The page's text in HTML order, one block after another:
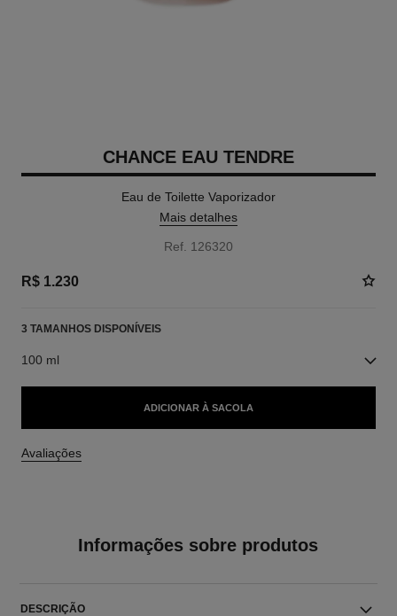
CHANCE EAU TENDRE
Eau de Toilette Vaporizador
Mais detalhes
Ref. 126320
R$ 1.230
3 TAMANHOS DISPONÍVEIS
100 ml
ADICIONAR À SACOLA
Avaliações
Informações sobre produtos
DESCRIÇÃO